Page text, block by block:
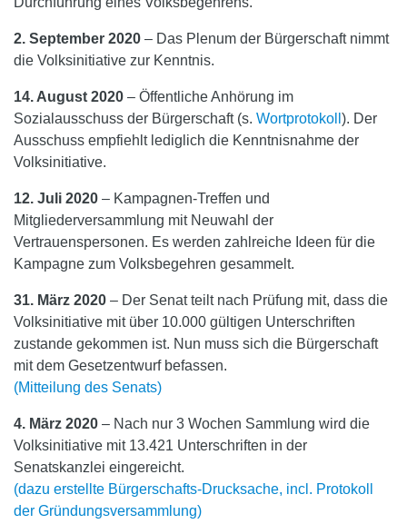
2. September 2020 – Das Plenum der Bürgerschaft nimmt
die Volksinitiative zur Kenntnis.
14. August 2020 – Öffentliche Anhörung im
Sozialausschuss der Bürgerschaft (s. Wortprotokoll ). Der
Ausschuss empfiehlt lediglich die Kenntnisnahme der
Volksinitiative.
12. Juli 2020 – Kampagnen-Treffen und
Mitgliederversammlung mit Neuwahl der
Vertrauenspersonen. Es werden zahlreiche Ideen für die
Kampagne zum Volksbegehren gesammelt.
31. März 2020 – Der Senat teilt nach Prüfung mit, dass die
Volksinitiative mit über 10.000 gültigen Unterschriften
zustande gekommen ist. Nun muss sich die Bürgerschaft
mit dem Gesetzentwurf befassen.
(Mitteilung des Senats)
4. März 2020 – Nach nur 3 Wochen Sammlung wird die
Volksinitiative mit 13.421 Unterschriften in der
Senatskanzlei eingereicht.
(dazu erstellte Bürgerschafts-Drucksache, incl. Protokoll
der Gründungsversammlung)